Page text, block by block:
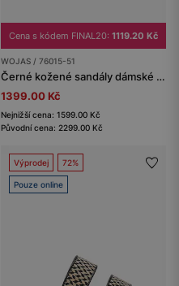
Cena s kódem FINAL20: 1119.20 Kč
WOJAS / 76015-51
Černé kožené sandály dámské z kvalitní kůže
1399.00 Kč
Nejnižší cena: 1599.00 Kč
Původní cena: 2299.00 Kč
Výprodej 72%
Pouze online